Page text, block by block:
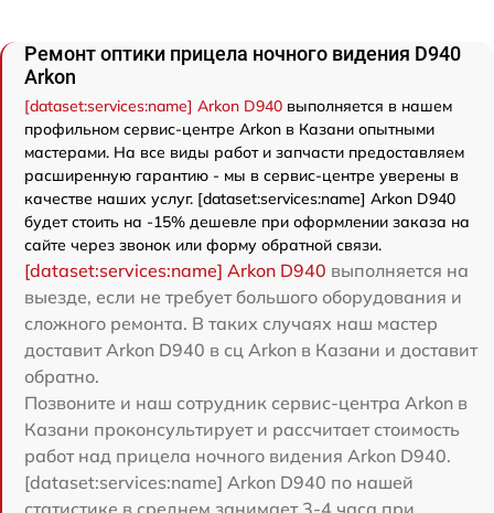
Ремонт оптики прицела ночного видения D940
Arkon
[dataset:services:name] Arkon D940 выполняется в нашем
профильном сервис-центре Arkon в Казани опытными
мастерами. На все виды работ и запчасти предоставляем
расширенную гарантию - мы в сервис-центре уверены в
качестве наших услуг. [dataset:services:name] Arkon D940
будет стоить на -15% дешевле при оформлении заказа на
сайте через звонок или форму обратной связи.
[dataset:services:name] Arkon D940 выполняется на
выезде, если не требует большого оборудования и
сложного ремонта. В таких случаях наш мастер
доставит Arkon D940 в сц Arkon в Казани и доставит
обратно.
Позвоните и наш сотрудник сервис-центра Arkon в
Казани проконсультирует и рассчитает стоимость
работ над прицела ночного видения Arkon D940.
[dataset:services:name] Arkon D940 по нашей